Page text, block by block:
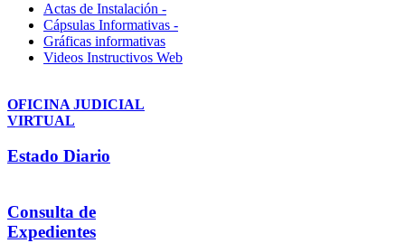
Actas de Instalación -
Cápsulas Informativas -
Gráficas informativas
Videos Instructivos Web
OFICINA JUDICIAL
VIRTUAL
Estado Diario
Consulta de
Expedientes